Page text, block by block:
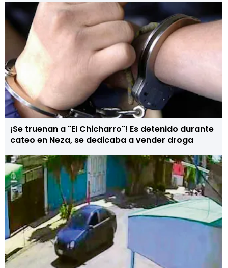
¡Se truenan a "El Chicharro"! Es detenido durante
cateo en Neza, se dedicaba a vender droga